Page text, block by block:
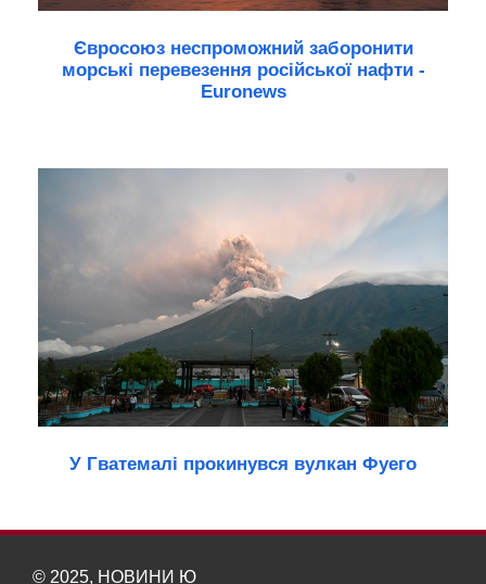
Євросоюз неспроможний заборонити
морські перевезення російської нафти -
Euronews
У Гватемалі прокинувся вулкан Фуего
© 2025, НОВИНИ Ю